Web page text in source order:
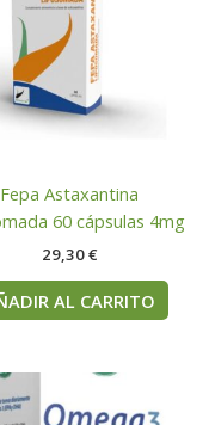
Fepa Astaxantina
60 cápsulas 4mg
29,30€
AL CARRITO